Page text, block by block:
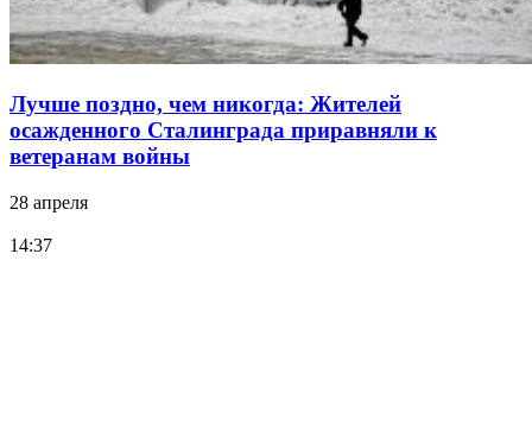
Лучше поздно, чем никогда: Жителей
осажденного Сталинграда приравняли к
ветеранам войны
28 апреля
14:37